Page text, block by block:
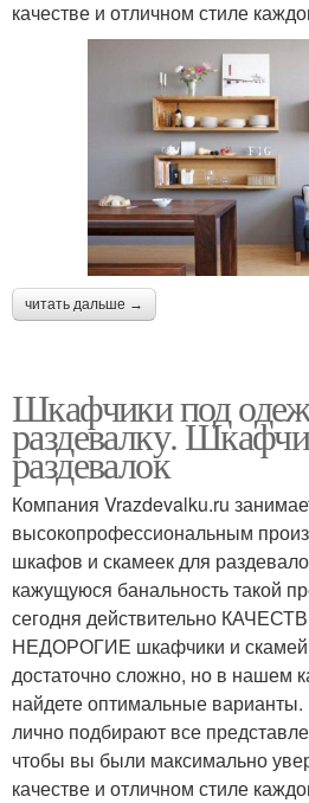
качестве и отличном стиле
читать дальше →
Шкафчики под
раздевалку.
раздевалок
Компания Vrazdevalku.ru
высокопрофессиональным
шкафов и скамеек для
кажущуюся банальность такой
сегодня действительно
НЕДОРОГИЕ шкафчики и
достаточно сложно, но в нашем
найдете оптимальные
лично подбирают все
чтобы вы были максимально
качестве и отличном стиле